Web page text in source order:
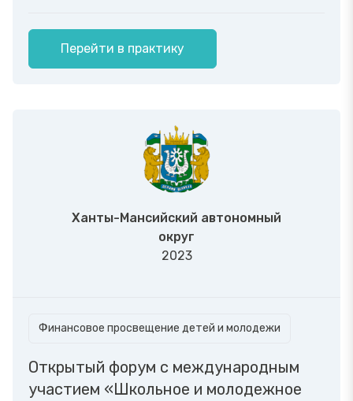
Перейти в практику
Ханты-Мансийский автономный
округ
2023
Финансовое просвещение детей и молодежи
Открытый форум с международным
участием «Школьное и молодежное